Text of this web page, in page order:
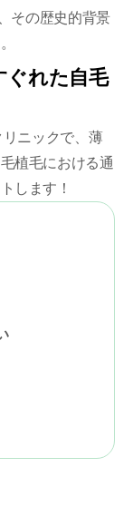
その歴史的背景
ぐれた自毛
ニックで、薄
植毛における通
します！